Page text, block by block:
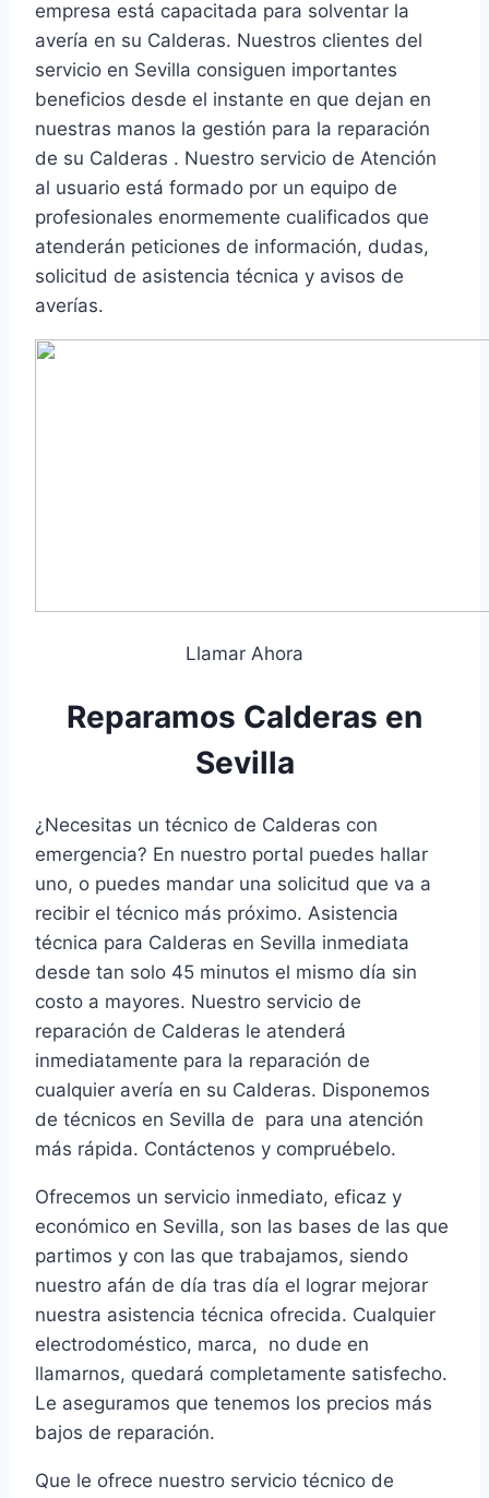
empresa está capacitada para solventar la
avería en su Calderas. Nuestros clientes del
servicio en Sevilla consiguen importantes
beneficios desde el instante en que dejan en
nuestras manos la gestión para la reparación
de su Calderas . Nuestro servicio de Atención
al usuario está formado por un equipo de
profesionales enormemente cualificados que
atenderán peticiones de información, dudas,
solicitud de asistencia técnica y avisos de
averías.
Llamar Ahora
Reparamos Calderas en
Sevilla
¿Necesitas un técnico de Calderas con
emergencia? En nuestro portal puedes hallar
uno, o puedes mandar una solicitud que va a
recibir el técnico más próximo. Asistencia
técnica para Calderas en Sevilla inmediata
desde tan solo 45 minutos el mismo día sin
costo a mayores. Nuestro servicio de
reparación de Calderas le atenderá
inmediatamente para la reparación de
cualquier avería en su Calderas. Disponemos
de técnicos en Sevilla de para una atención
más rápida. Contáctenos y compruébelo.
Ofrecemos un servicio inmediato, eficaz y
económico en Sevilla, son las bases de las que
partimos y con las que trabajamos, siendo
nuestro afán de día tras día el lograr mejorar
nuestra asistencia técnica ofrecida. Cualquier
electrodoméstico, marca, no dude en
llamarnos, quedará completamente satisfecho.
Le aseguramos que tenemos los precios más
bajos de reparación.
Que le ofrece nuestro servicio técnico de